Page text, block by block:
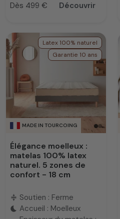
Prix
Dès 499 € Découvrir
MADE IN TOURCOING
Latex 100% naturel
Garantie 10 ans
Élégance moelleux :
matelas 100% latex
naturel. 5 zones de
confort - 18 cm
compress Soutien : Ferme
bedtime Accueil : Moelleux